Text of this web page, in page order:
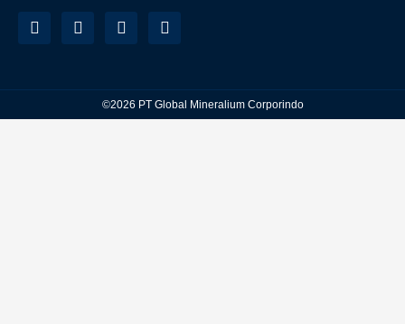
©2026 PT Global Mineralium Corporindo